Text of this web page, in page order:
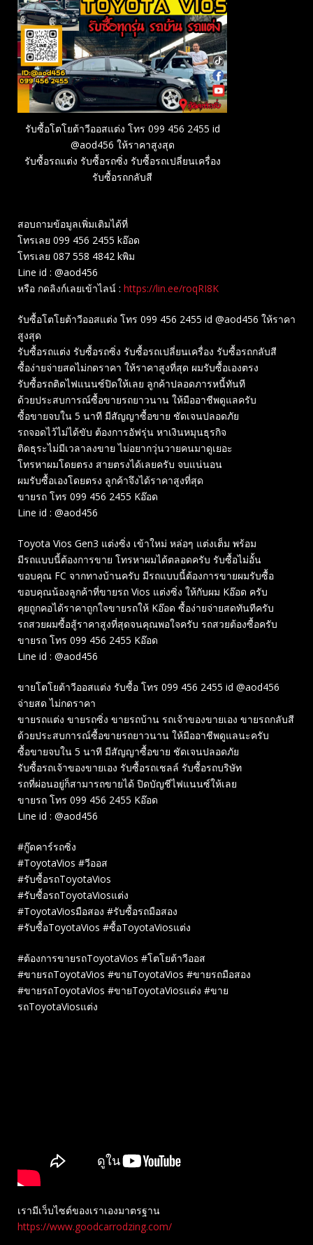
รับซื้อโตโยต้าวีออสแต่ง โทร 099 456 2455 id
@aod456 ให้ราคาสูงสุด
รับซื้อรถแต่ง รับซื้อรถซิ่ง รับซื้อรถเปลี่ยนเครื่อง
รับซื้อรถกลับสี
สอบถามข้อมูลเพิ่มเติมได้ที่
โทรเลย 099 456 2455 kอ๊อด
โทรเลย 087 558 4842 kพิม
Line id : @aod456
หรือ กดลิงก์เลยเข้าไลน์ : https://lin.ee/roqRI8K
รับซื้อโตโยต้าวีออสแต่ง โทร 099 456 2455 id @aod456 ให้ราคา
สูงสุด
รับซื้อรถแต่ง รับซื้อรถซิ่ง รับซื้อรถเปลี่ยนเครื่อง รับซื้อรถกลับสี
ซื้อง่ายจ่ายสดไม่กดราคา ให้ราคาสูงที่สุด ผมรับซื้อเองตรง
รับซื้อรถติดไฟแนนซ์ปิดให้เลย ลูกค้าปลอดภารหนี้ทันที
ด้วยประสบการณ์ซื้อขายรถยาวนาน ให้มืออาชีพดูแลครับ
ซื้อขายจบใน 5 นาที มีสัญญาซื้อขาย ชัดเจนปลอดภัย
รถจอดไว้ไม่ได้ขับ ต้องการอัฟรุ่น หาเงินหมุนธุรกิจ
ติดธุระไม่มีเวลาลงขาย ไม่อยากวุ่นวายคนมาดูเยอะ
โทรหาผมโดยตรง สายตรงได้เลยครับ จบแน่นอน
ผมรับซื้อเองโดยตรง ลูกค้าจึงได้ราคาสูงที่สุด
ขายรถ โทร 099 456 2455 Kอ๊อด
Line id : @aod456
Toyota Vios Gen3 แต่งซิ่ง เข้าใหม่ หล่อๆ แต่งเต็ม พร้อม
มีรถแบบนี้ต้องการขาย โทรหาผมได้ตลอดครับ รับซื้อไม่อั้น
ขอบคุณ FC จากทางบ้านครับ มีรถแบบนี้ต้องการขายผมรับซื้อ
ขอบคุณน้องลูกค้าที่ขายรถ Vios แต่งซิ่ง ให้กับผม Kอ๊อด ครับ
คุยถูกคอได้ราคาถูกใจขายรถให้ Kอ๊อด ซื้อง่ายจ่ายสดทันทีครับ
รถสวยผมซื้อสู้ราคาสูงที่สุดจนคุณพอใจครับ รถสวยต้องซื้อครับ
ขายรถ โทร 099 456 2455 Kอ๊อด
Line id : @aod456
ขายโตโยต้าวีออสแต่ง รับซื้อ โทร 099 456 2455 id @aod456
จ่ายสด ไม่กดราคา
ขายรถแต่ง ขายรถซิ่ง ขายรถบ้าน รถเจ้าของขายเอง ขายรถกลับสี
ด้วยประสบการณ์ซื้อขายรถยาวนาน ให้มืออาชีพดูแลนะครับ
ซื้อขายจบใน 5 นาที มีสัญญาซื้อขาย ชัดเจนปลอดภัย
รับซื้อรถเจ้าของขายเอง รับซื้อรถเชลล์ รับซื้อรถบริษัท
รถที่ผ่อนอยู่ก็สามารถขายได้ ปิดบัญชีไฟแนนซ์ให้เลย
ขายรถ โทร 099 456 2455 Kอ๊อด
Line id : @aod456
#กู๊ดคาร์รถซิ่ง
#ToyotaVios #วีออส
#รับซื้อรถToyotaVios
#รับซื้อรถToyotaViosแต่ง
#ToyotaViosมือสอง #รับซื้อรถมือสอง
#รับซื้อToyotaVios #ซื้อToyotaViosแต่ง
#ต้องการขายรถToyotaVios #โตโยต้าวีออส
#ขายรถToyotaVios #ขายToyotaVios #ขายรถมือสอง
#ขายรถToyotaVios #ขายToyotaViosแต่ง #ขาย
รถToyotaViosแต่ง
เรามีเว็บไซต์ของเราเองมาตรฐาน
https://www.goodcarrodzing.com/